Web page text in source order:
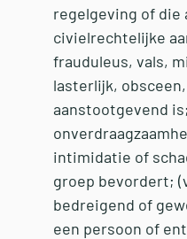
regelgeving of die
civielrechtelijke
frauduleus, vals,
lasterlijk,
aanstootgevend
intimidatie of
groep bevordert;
bedreigend of
een persoon of